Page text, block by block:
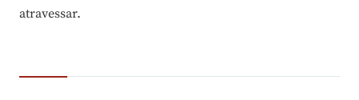
atravessar.